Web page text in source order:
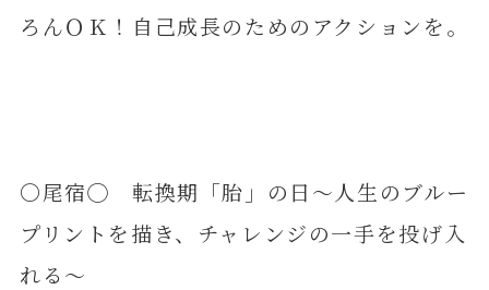
ろんＯＫ！自己成長のためのアクションを。
〇尾宿◯ 転換期「胎」の日～人生のブルー
プリントを描き、チャレンジの一手を投げ入
れる～